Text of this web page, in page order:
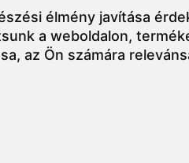
élmény javítása
a weboldalon,
,az Ön számára